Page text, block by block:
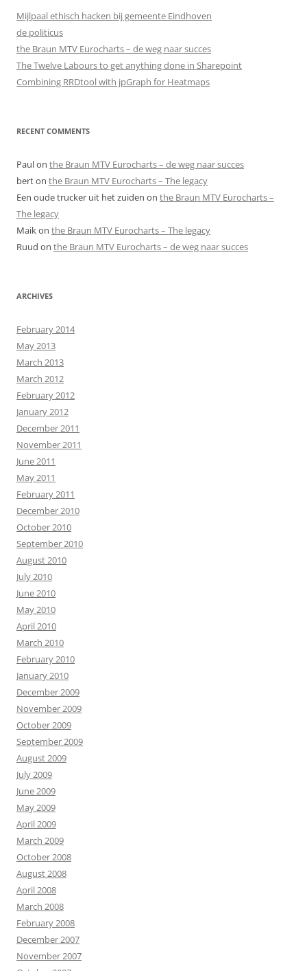
Mijlpaal ethisch hacken bij gemeente Eindhoven
de politicus
the Braun MTV Eurocharts – de weg naar succes
The Twelve Labours to get anything done in Sharepoint
Combining RRDtool with jpGraph for Heatmaps
RECENT COMMENTS
Paulon the Braun MTV Eurocharts – de weg naar succes
berton the Braun MTV Eurocharts – The legacy
Een oude trucker uit het zuiden on the Braun MTV Eurocharts –
The legacy
Maikon the Braun MTV Eurocharts – The legacy
Ruud on the Braun MTV Eurocharts – de weg naar succes
ARCHIVES
February 2014
May 2013
March 2013
March 2012
February 2012
January 2012
December 2011
November 2011
June 2011
May 2011
February 2011
December 2010
October 2010
September 2010
August 2010
July 2010
June 2010
May 2010
April 2010
March 2010
February 2010
January 2010
December 2009
November 2009
October 2009
September 2009
August 2009
July 2009
June 2009
May 2009
April 2009
March 2009
October 2008
August 2008
April 2008
March 2008
February 2008
December 2007
November 2007